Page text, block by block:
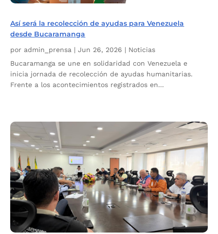
Así será la recolección de ayudas para Venezuela
desde Bucaramanga
por admin_prensa |Jun 26, 2026 | Noticias
Bucaramanga se une en solidaridad con Venezuela e
inicia jornada de recolección de ayudas humanitarias.
Frente a los acontecimientos registrados en...